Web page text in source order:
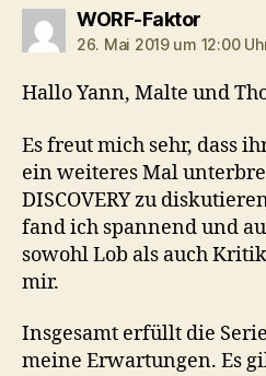
WORF-Faktorsagt:
26. Mai 2019 um 12:00
Hallo Yann, Malte und
Es freut mich sehr, dass
ein weiteres Mal
DISCOVERY zu
fand ich spannend und
sowohl Lob als auch
mir.
Insgesamt erfüllt die
meine Erwartungen. Es